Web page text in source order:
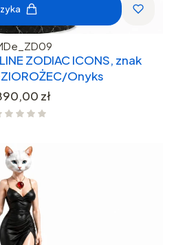
ZODIAC ICONS, znak
Onyks
zł